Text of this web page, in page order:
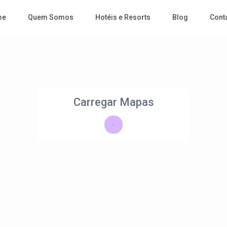
Quem Somos Hotéis e Resorts Blog
Carregar Mapas